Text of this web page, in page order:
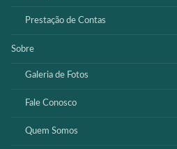
Prestação de Contas
Sobre
Galeria de Fotos
Fale Conosco
Quem Somos